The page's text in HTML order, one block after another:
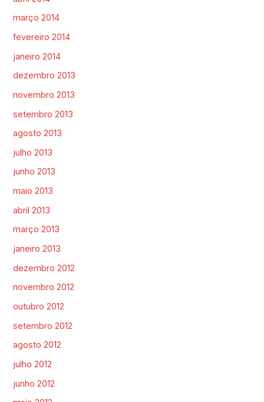
março 2014
fevereiro 2014
janeiro 2014
dezembro 2013
novembro 2013
setembro 2013
agosto 2013
julho 2013
junho 2013
maio 2013
abril 2013
março 2013
janeiro 2013
dezembro 2012
novembro 2012
outubro 2012
setembro 2012
agosto 2012
julho 2012
junho 2012